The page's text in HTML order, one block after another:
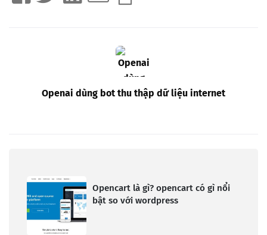
Openai dùng bot thu thập dữ liệu internet
Opencart là gì? opencart có gì nổi
bật so với wordpress